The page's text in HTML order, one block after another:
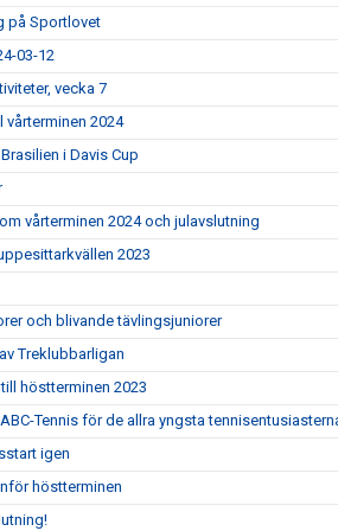
på Sportlovet
03-12
vecka 7
vårterminen 2024
i Davis Cup
vårterminen 2024 och julavslutning
2023
och blivande tävlingsjuniorer
Treklubbarligan
höstterminen 2023
Tennis för de allra yngsta
igen
höstterminen